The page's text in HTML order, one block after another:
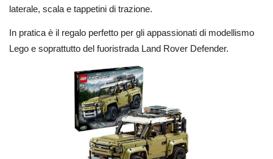
laterale, scala e tappetini di trazione.
In pratica è il regalo perfetto per gli appassionati di modellismo
Lego e soprattutto del fuoristrada Land Rover Defender.